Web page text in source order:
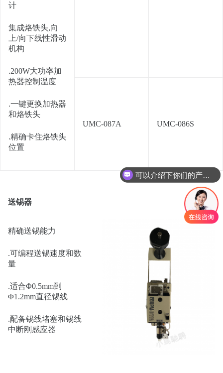
计
集成烙铁头,向
上/向下线性滑动
机构
.200W大功率加
热器控制温度
.一键更换加热器
和烙铁头
.精确卡住烙铁头
位置
UMC-087A UMC-086S
送锡器
精确送锡能力
.可编程送锡速度和数
量
.适合Φ0.5mm到
Φ1.2mm直径锡线
.配备锡线堵塞和锡线
中断刚感应器
你们产品多少钱